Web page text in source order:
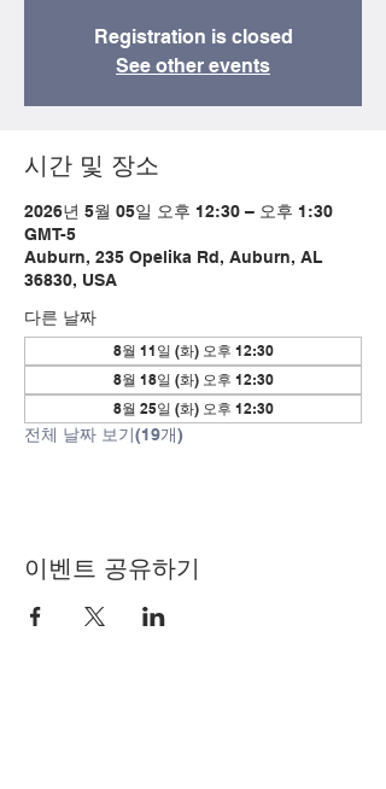
Registration is closed
See other events
시간 및 장소
2026년 5월 05일 오후 12:30 – 오후 1:30
GMT-5
Auburn, 235 Opelika Rd, Auburn, AL
36830, USA
다른 날짜
8월 11일 (화) 오후 12:30
8월 18일 (화) 오후 12:30
8월 25일 (화) 오후 12:30
전체 날짜 보기(19개)
이벤트 공유하기